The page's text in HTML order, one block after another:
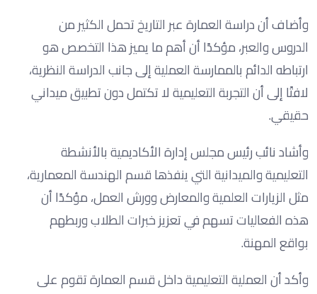
وأضاف أن دراسة العمارة عبر التاريخ تحمل الكثير من
الدروس والعبر، مؤكدًا أن أهم ما يميز هذا التخصص هو
ارتباطه الدائم بالممارسة العملية إلى جانب الدراسة النظرية،
لافتًا إلى أن التجربة التعليمية لا تكتمل دون تطبيق ميداني
حقيقي.
وأشاد نائب رئيس مجلس إدارة الأكاديمية بالأنشطة
التعليمية والميدانية التي ينفذها قسم الهندسة المعمارية،
مثل الزيارات العلمية والمعارض وورش العمل، مؤكدًا أن
هذه الفعاليات تسهم في تعزيز خبرات الطلاب وربطهم
بواقع المهنة.
وأكد أن العملية التعليمية داخل قسم العمارة تقوم على